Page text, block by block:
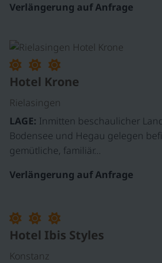
Verlängerung auf Anfrage
Hotel Krone
Rielasingen
LAGE: Inmitten beschaulicher
Bodensee und Hegau gelegen
gemütliche, familiär…
Verlängerung auf Anfrage
Hotel Ibis Styles
Konstanz